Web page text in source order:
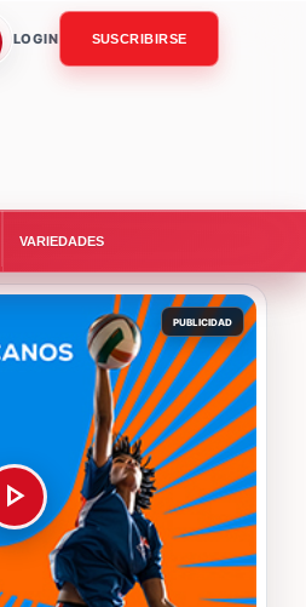
LOGIN SUSCRIBIRSE
VARIEDADES